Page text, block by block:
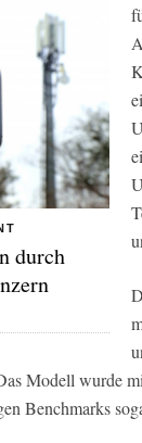
durch
Modell wurde
Benchmarks